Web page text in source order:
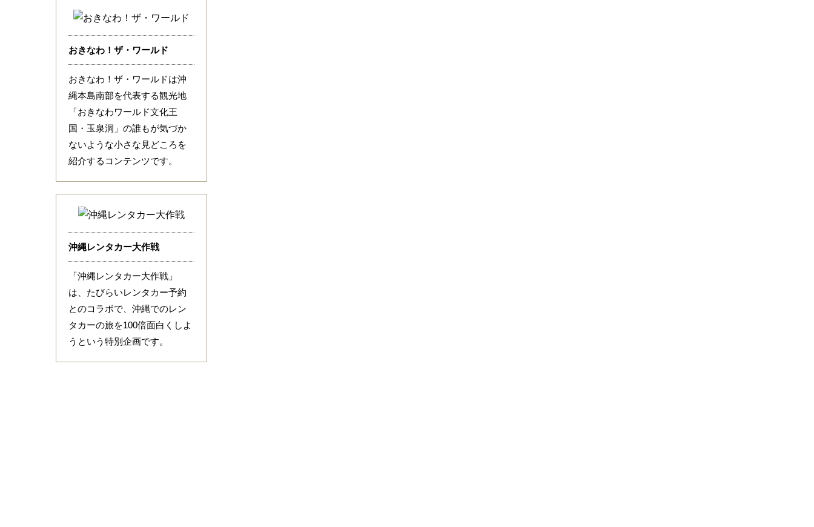
おきなわ！ザ・ワールド
おきなわ！ザ・ワールドは沖
縄本島南部を代表する観光地
「おきなわワールド文化王
国・玉泉洞」の誰もが気づか
ないような小さな見どころを
紹介するコンテンツです。
沖縄レンタカー大作戦
「沖縄レンタカー大作戦」
は、たびらいレンタカー予約
とのコラボで、沖縄でのレン
タカーの旅を100倍面白くしよ
うという特別企画です。